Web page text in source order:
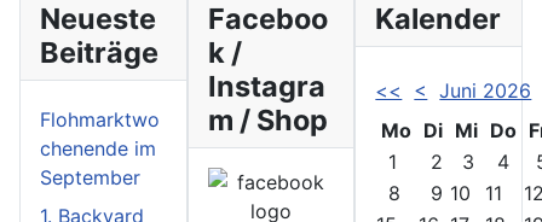
Neueste
Beiträge
Flohmarktwo
chenende im
September
1. Backyard
Faceboo
k /
Instagra
m / Shop
Kalender
<< <
Juni 2026
Mo Di Mi Do
1
2 3 4
8
9 10 11